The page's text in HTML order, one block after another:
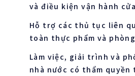
và điều kiện vận hành
Hỗ trợ các thủ tục liên
toàn thực phẩm và
Làm việc, giải trình và
nhà nước có thẩm